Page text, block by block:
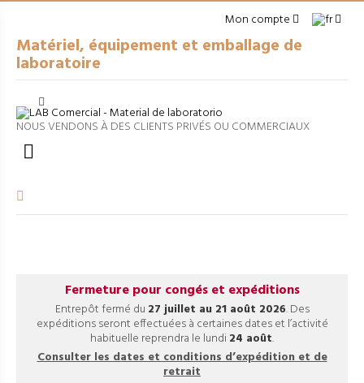
Mon compte
Matériel, équipement et emballage de
laboratoire
Cerrar
arrow_right
MATÉRIEL À USAGE GÉNÉRAL
arrow_right
arrow_right
NOUS VENDONS À DES CLIENTS PRIVÉS OU COMMERCIAUX

Fermeture pour congés et expéditions
Entrepôt fermé du 27 juillet au 21 août 2026. Des
expéditions seront effectuées à certaines dates et l’activité
habituelle reprendra le lundi 24 août.
Consulter les dates et conditions d’expédition et de
retrait